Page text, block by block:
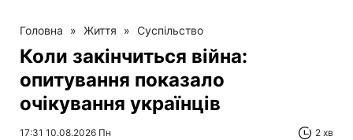
Головна » Життя » Суспільство
Коли закінчиться війна:
опитування показало
очікування українців
17:31 10.08.2026 Пн 2 хв